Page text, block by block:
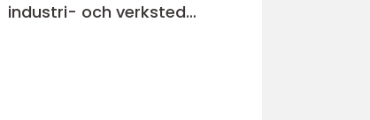
industri- och verksted-